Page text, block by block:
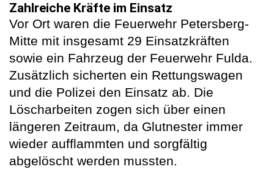
Zahlreiche Kräfte im Einsatz
Vor Ort waren die Feuerwehr Petersberg-
Mitte mit insgesamt 29 Einsatzkräften
sowie ein Fahrzeug der Feuerwehr Fulda.
Zusätzlich sicherten ein Rettungswagen
und die Polizei den Einsatz ab. Die
Löscharbeiten zogen sich über einen
längeren Zeitraum, da Glutnester immer
wieder aufflammten und sorgfältig
abgelöscht werden mussten.